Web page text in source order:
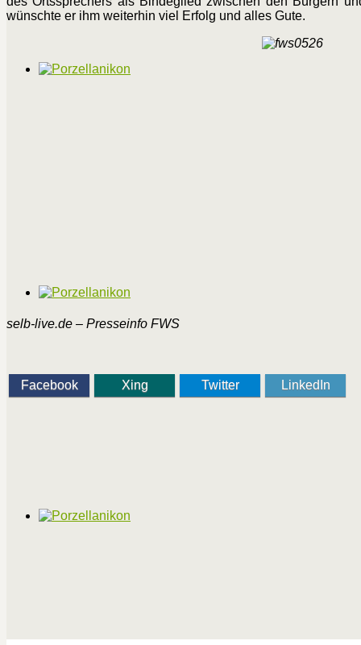
wünschte er ihm weiterhin viel Erfolg und alles Gute.
selb-live.de – Presseinfo FWS
Facebook Xing Twitter LinkedIn